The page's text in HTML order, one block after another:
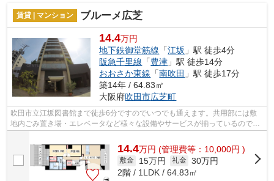
賃貸 | マンション ブルーメ広芝
14.4万円
地下鉄御堂筋線 「江坂 」駅 徒歩4分
阪急千里線 「豊津 」駅 徒歩14分
おおさか東線 「南吹田 」駅 徒歩17分
築14年 / 64.83㎡
大阪府吹田市広芝町
吹田市立江坂図書館まで徒歩6分ですのでいつでも通えます。共用部には敷
地内ごみ置き場・エレベータなど様々な設備やサービスが揃っているので便
14.4万円 (管理費等：10,000円 )
敷金 15万円 礼金 30万円
2階 / 1LDK / 64.83㎡